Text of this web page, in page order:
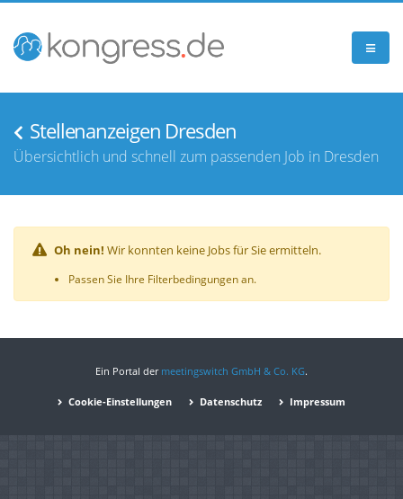
Stellenanzeigen Dresden
Übersichtlich und schnell zum passenden Job in Dresden
Oh nein! Wir konnten keine Jobs für Sie ermitteln.
Passen Sie Ihre Filterbedingungen an.
Ein Portal der meetingswitch GmbH & Co. KG.
Cookie-Einstellungen Datenschutz Impressum